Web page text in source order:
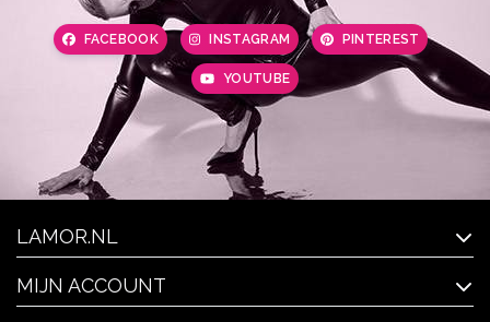
FACEBOOK INSTAGRAM PINTEREST
YOUTUBE
LAMOR.NL
MIJN ACCOUNT